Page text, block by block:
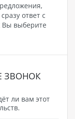
ответ с
Вы выберите
ЗВОНОК
ли вам этот